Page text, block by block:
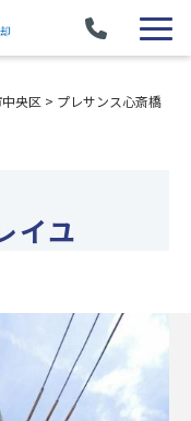
央区 > プレサンス心斎橋
イユ